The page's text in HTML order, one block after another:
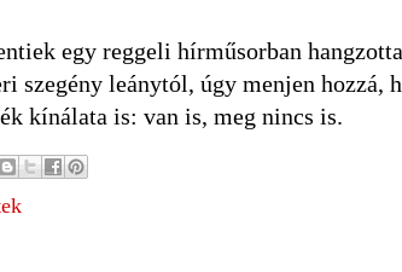
egy reggeli hírműsorban
szegény leánytól, úgy menjen hozzá,
kínálata is: van is, meg nincs is.